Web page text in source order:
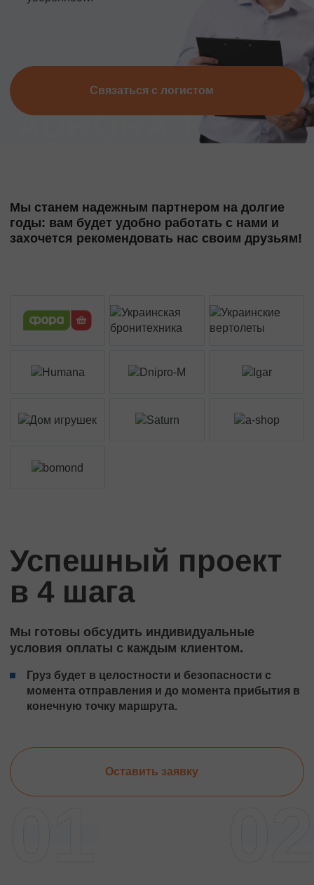
Связаться с логистом
Мы станем надежным партнером на долгие
годы: вам будет удобно работать с нами и
захочется рекомендовать нас своим друзьям!
Успешный проект
в 4 шага
Мы готовы обсудить индивидуальные
условия оплаты с каждым клиентом.
Груз будет в целостности и безопасности с
момента отправления и до момента прибытия в
конечную точку маршрута.
Оставить заявку